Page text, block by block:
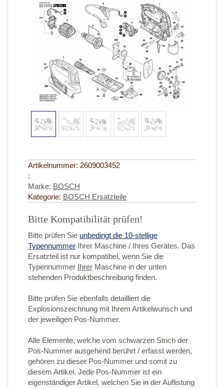
Artikelnummer: 2609003452
:
Marke: BOSCH
Kategorie: BOSCH Ersatzteile
Bitte Kompatibilität prüfen!
Bitte prüfen Sie unbedingt die 10-stellige
Typennummer Ihrer Maschine / Ihres Gerätes. Das
Ersatzteil ist nur kompatibel, wenn Sie die
Typennummer Ihrer Maschine in der unten
stehenden Produktbeschreibung finden.
Bitte prüfen Sie ebenfalls detailliert die
Explosionszeichnung mit Ihrem Artikelwunsch und
der jeweiligen Pos-Nummer.
Alle Elemente, welche vom schwarzen Strich der
Pos-Nummer ausgehend berührt / erfasst werden,
gehören zu dieser Pos-Nummer und somit zu
diesem Artikel. Jede Pos-Nummer ist ein
eigenständiger Artikel, welchen Sie in der Auflistung